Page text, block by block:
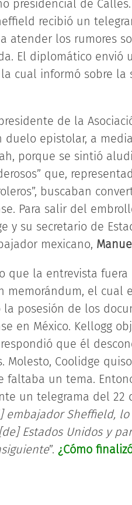
presidencial de
recibió un
atender los rumores
El diplomático envió
la cual informó sobre la
de la
duelo epistolar, a
porque se sintió
que,
buscaban
Para salir del
y su secretario de
mexicano,
que la entrevista
memorándum, el cual
la posesión de los
en México. Kellogg
que él
Molesto, Coolidge
faltaba un tema.
un telegrama del 22
embajador Sheffield,
Estados Unidos y
”. ¿Cómo